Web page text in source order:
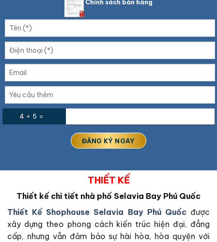
Chính sách bán hàng
4 + 5 =
THIẾT KẾ
Thiết kế chi tiết nhà phố Selavia Bay Phú Quốc
Thiết Kế Shophouse Selavia Bay Phú Quốc được
xây dựng theo phong cách kiến trúc hiện đại, đẳng
cấp, nhưng vẫn đảm bảo sự hài hòa, hòa quyện với